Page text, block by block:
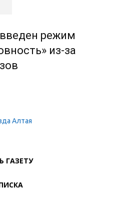
режим
из-за
ГАЗЕТУ